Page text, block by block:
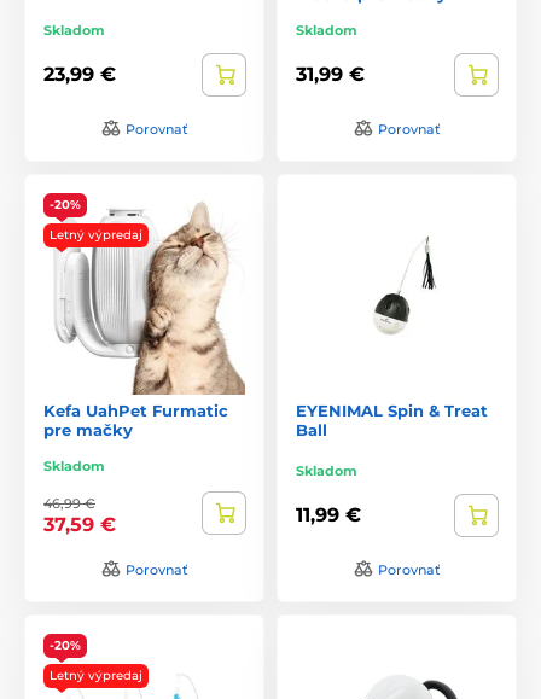
Skladom
23,99 €
Porovnať
Skladom
31,99 €
Porovnať
-20%
Letný výpredaj
Kefa UahPet Furmatic
pre mačky
Skladom
46,99 €
37,59 €
Porovnať
EYENIMAL Spin & Treat
Ball
Skladom
11,99 €
Porovnať
-20%
Letný výpredaj